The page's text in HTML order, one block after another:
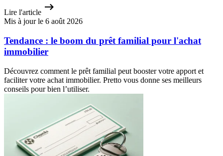
Lire l'article
Mis à jour le 6 août 2026
Tendance : le boom du prêt familial pour l'achat
immobilier
Découvrez comment le prêt familial peut booster votre apport et
faciliter votre achat immobilier. Pretto vous donne ses meilleurs
conseils pour bien l’utiliser.